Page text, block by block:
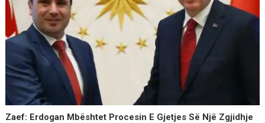
Zaef: Erdogan Mbështet Procesin E Gjetjes Së Një Zgjidhje